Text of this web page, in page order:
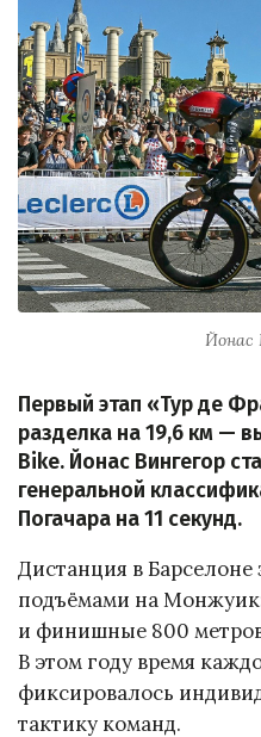
Йонас
Первый этап «Тур де
разделка на 19,6 км —
Bike. Йонас Вингегор
генеральной
Погачара на 11 секунд.
Дистанция в Барселоне
подъёмами на Монжуик:
и финишные 800
В этом году время
фиксировалось
тактику команд.